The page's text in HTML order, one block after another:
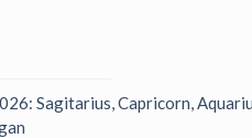
Sagitarius, Capricorn,